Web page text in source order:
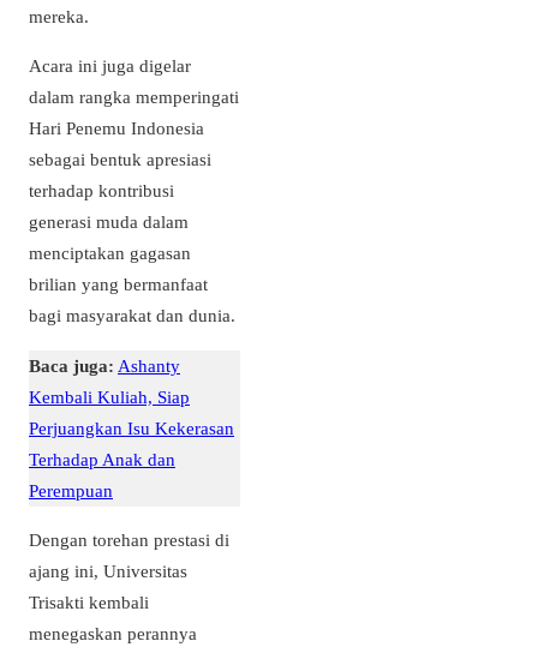
mereka.
Acara ini juga digelar
dalam rangka memperingati
Hari Penemu Indonesia
sebagai bentuk apresiasi
terhadap kontribusi
generasi muda dalam
menciptakan gagasan
brilian yang bermanfaat
bagi masyarakat dan dunia.
Baca juga: Ashanty
Kembali Kuliah, Siap
Perjuangkan Isu Kekerasan
Terhadap Anak dan
Perempuan
Dengan torehan prestasi di
ajang ini, Universitas
Trisakti kembali
menegaskan perannya